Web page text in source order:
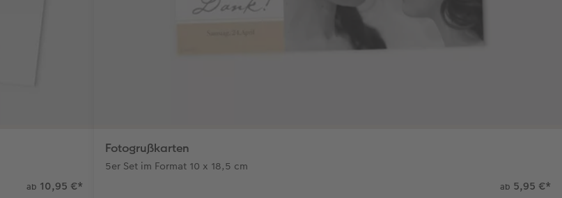
ab 10,95 €*
Fotogrußkarten
5er Set im Format 10 x 18,5 cm
ab 5,95 €*